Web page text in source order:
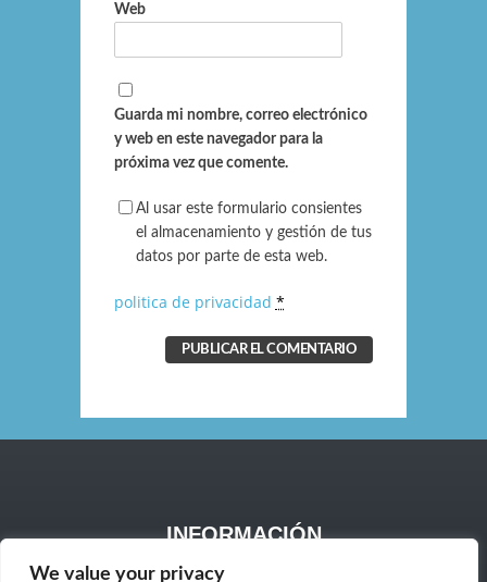
We value your privacy
Web
Guarda mi nombre, correo electrónico
y web en este navegador para la
próxima vez que comente.
Al usar este formulario consientes
el almacenamiento y gestión de tus
datos por parte de esta web.
politica de privacidad *
INFORMACIÓN
Aviso Legal